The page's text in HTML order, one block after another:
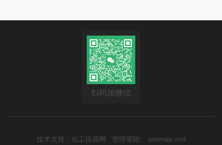
扫码加微信
技术支持： 化工仪器网 管理登陆 sitemap.xml